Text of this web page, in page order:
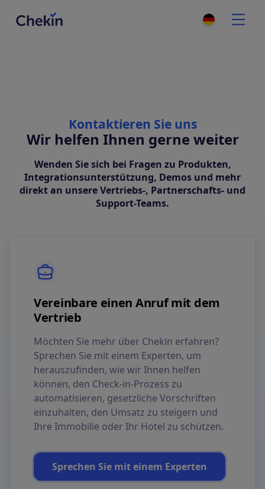
Kontaktieren Sie uns
Wir helfen Ihnen gerne weiter
Wenden Sie sich bei Fragen zu Produkten,
Integrationsunterstützung, Demos und mehr
direkt an unsere Vertriebs-, Partnerschafts- und
Support-Teams.
Vereinbare einen Anruf mit dem
Vertrieb
Möchten Sie mehr über Chekin erfahren?
Sprechen Sie mit einem Experten, um
herauszufinden, wie wir Ihnen helfen
können, den Check-in-Prozess zu
automatisieren, gesetzliche Vorschriften
einzuhalten, den Umsatz zu steigern und
Ihre Immobilie oder Ihr Hotel zu schützen.
Sprechen Sie mit einem Experten